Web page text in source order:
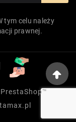
tym celu należy
prawnej.